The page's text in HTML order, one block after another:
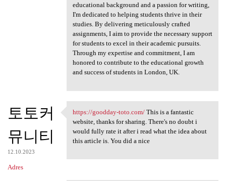
educational background and a passion for writing,
I'm dedicated to helping students thrive in their
studies. By delivering meticulously crafted
assignments, I aim to provide the necessary support
for students to excel in their academic pursuits.
Through my expertise and commitment, I am
honored to contribute to the educational growth
and success of students in London, UK.
토토커
뮤니티
12.10.2023
Adres
https://goodday-toto.com/
https://goodday-toto.com/This is a fantastic
website, thanks for sharing. There's no doubt i
would fully rate it after i read what the idea about
this article is. You did a nice